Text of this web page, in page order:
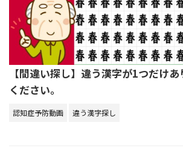
【間違い探し】違う漢字が1つだけ
ください。
認知症予防動画 違う漢字探し